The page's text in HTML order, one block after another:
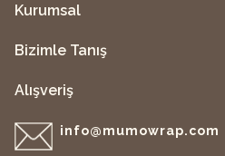
Kurumsal
Bizimle Tanış
Alışveriş
info@mumowrap.com